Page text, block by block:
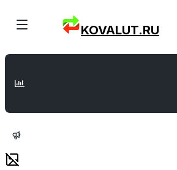
KOVALUT.RU